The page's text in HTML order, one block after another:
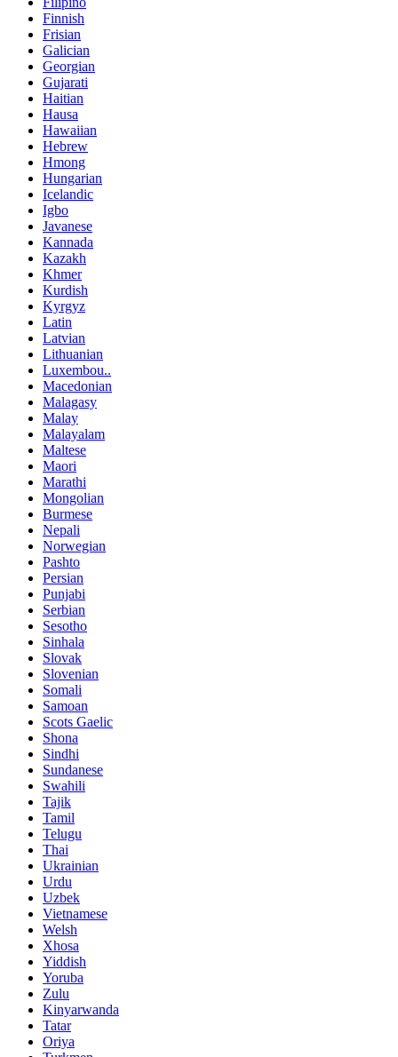
Finnish
Frisian
Galician
Georgian
Gujarati
Haitian
Hausa
Hawaiian
Hebrew
Hmong
Hungarian
Icelandic
Igbo
Javanese
Kannada
Kazakh
Khmer
Kurdish
Kyrgyz
Latin
Latvian
Lithuanian
Luxembou..
Macedonian
Malagasy
Malay
Malayalam
Maltese
Maori
Marathi
Mongolian
Burmese
Nepali
Norwegian
Pashto
Persian
Punjabi
Serbian
Sesotho
Sinhala
Slovak
Slovenian
Somali
Samoan
Scots Gaelic
Shona
Sindhi
Sundanese
Swahili
Tajik
Tamil
Telugu
Thai
Ukrainian
Urdu
Uzbek
Vietnamese
Welsh
Xhosa
Yiddish
Yoruba
Zulu
Kinyarwanda
Tatar
Oriya